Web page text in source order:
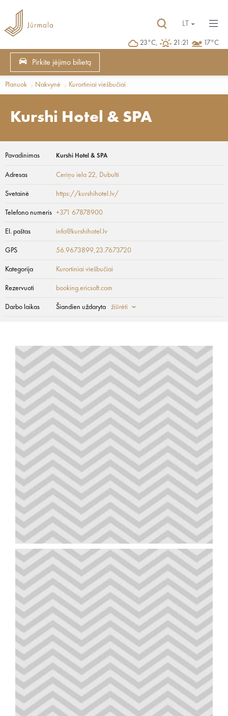
23°C, 21:21 17°C
LT
Pirkite įėjimo bilietą
Planuok Nakvynė Kurortiniai viešbučiai
Kurshi Hotel & SPA
Pavadinimas Kurshi Hotel & SPA
Adresas Ceriņu iela 22, Dubulti
Svetainė https://kurshihotel.lv/
Telefono numeris +371 67878900
El. paštas info@kurshihotel.lv
GPS 56.9673899,23.7673720
Kategorija Kurortiniai viešbučiai
Rezervuoti booking.ericsoft.com
Darbo laikas Šiandien uždaryta žiūrėti